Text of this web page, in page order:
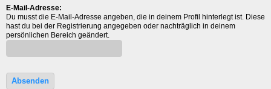
E-Mail-Adresse:
Du musst die E-Mail-Adresse angeben, die in deinem Profil hinterlegt ist. Diese
hast du bei der Registrierung angegeben oder nachträglich in deinem
persönlichen Bereich geändert.